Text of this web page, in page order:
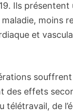
Ils présentent
moins
et
des effets
télétravail, de